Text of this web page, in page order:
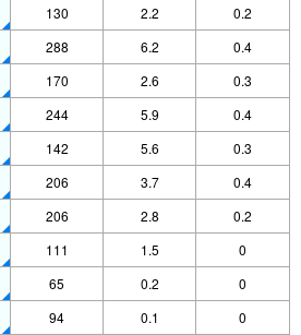
130 2.2 0.2
288 6.2 0.4
170 2.6 0.3
244 5.9 0.4
142 5.6 0.3
206 3.7 0.4
206 2.8 0.2
111 1.5 0
65 0.2 0
94 0.1 0